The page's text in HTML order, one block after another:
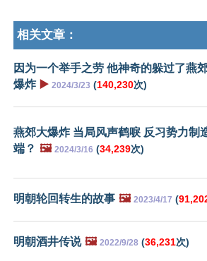
相关文章：
因为一个举手之劳 他神奇的躲过了燕
爆炸 ▶️ 2024/3/23 (140,230次)
燕郊大爆炸 当局风声鹤唳 反习势力制
端？ 🖼️ 2024/3/16 (34,239次)
明朝轮回转生的故事 🖼️ 2023/4/17 (
明朝酒井传说 🖼️ 2022/9/28 (36,231次)